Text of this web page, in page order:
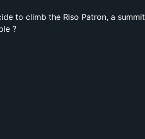
to climb the Riso Patron, a summit
?